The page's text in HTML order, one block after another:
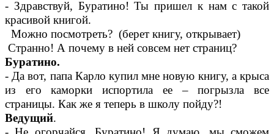
- Здравствуй, Буратино! Ты пришел к нам с такой
красивой книгой.
Можно посмотреть? (берет книгу, открывает)
Странно! А почему в ней совсем нет страниц?
Буратино.
- Да вот, папа Карло купил мне новую книгу, а крыса
из его каморки испортила ее – погрызла все
страницы. Как же я теперь в школу пойду?!
Ведущий.